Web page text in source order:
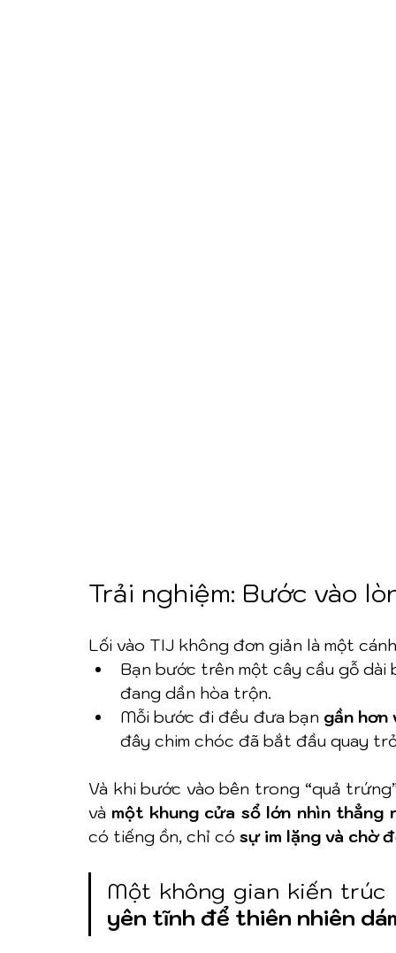
Trải nghiệm: Bước vào
Lối vào TIJ không đơn giản là một
Bạn bước trên một cây cầu gỗ dài
đang dần hòa trộn.
Mỗi bước đi đều đưa bạn gần
đây chim chóc đã bắt đầu quay
Và khi bước vào bên trong “quả
và một khung cửa sổ lớn nhìn thẳng
có tiếng ồn, chỉ có sự im lặng và chờ
Một không gian kiến
yên tĩnh để thiên nhiên